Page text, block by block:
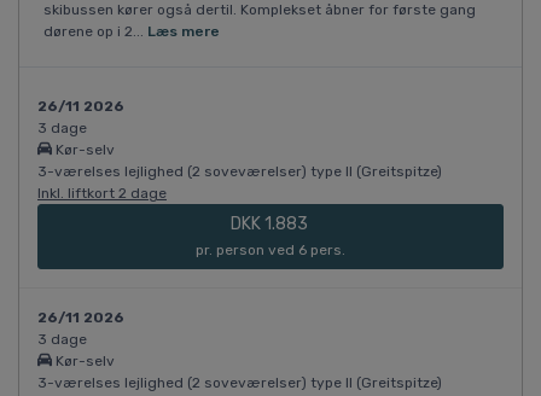
skibussen kører også dertil. Komplekset åbner for første gang
dørene op i 2... Læs mere
26/11 2026
3 dage
Kør-selv
3-værelses lejlighed (2 soveværelser) type II (Greitspitze)
Inkl. liftkort 2 dage
DKK 1.883
pr. person ved 6 pers.
26/11 2026
3 dage
Kør-selv
3-værelses lejlighed (2 soveværelser) type II (Greitspitze)